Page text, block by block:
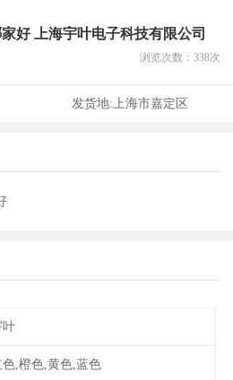
好 上海宇叶电子科技有限公司
浏览次数： 338次
发货地:上海市嘉定区
叶
色,橙色,黄色,蓝色